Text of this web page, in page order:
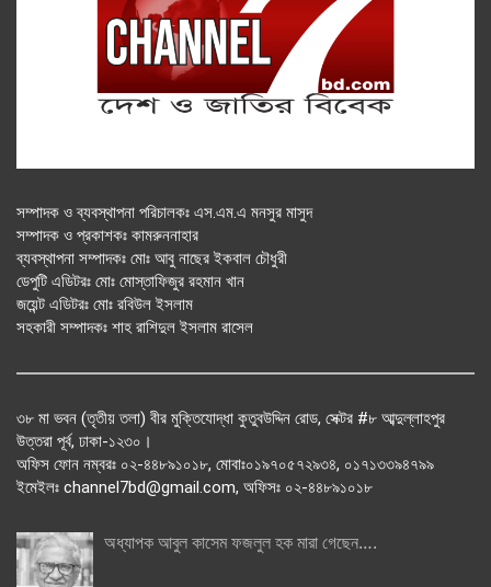
সম্পাদক ও ব্যবস্থাপনা পরিচালকঃ এস.এম.এ মনসুর মাসুদ
সম্পাদক ও প্রকাশকঃ কামরুননাহার
ব্যবস্থাপনা সম্পাদকঃ মোঃ আবু নাছের ইকবাল চৌধুরী
ডেপুটি এডিটরঃ মোঃ মোস্তাফিজুর রহমান খান
জয়েন্ট এডিটরঃ মোঃ রবিউল ইসলাম
সহকারী সম্পাদকঃ শাহ রাশিদুল ইসলাম রাসেল
৩৮ মা ভবন (তৃতীয় তলা) বীর মুক্তিযোদ্ধা কুতুবউদ্দিন রোড, সেক্টর #৮ আব্দুল্লাহপুর
উত্তরা পূর্ব, ঢাকা-১২৩০।
অফিস ফোন নম্বরঃ ০২-৪৪৮৯১০১৮, মোবাঃ০১৯৭০৫৭২৯৩৪, ০১৭১৩৩৯৪৭৯৯
ইমেইলঃ channel7bd@gmail.com, অফিসঃ ০২-৪৪৮৯১০১৮
অধ্যাপক আবুল কাসেম ফজলুল হক মারা গেছেন….